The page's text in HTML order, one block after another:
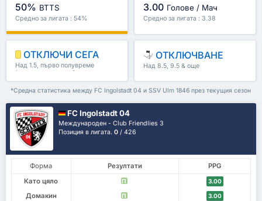
50% BTTS
Средно за лигата : 54%
3.00 Голове / Мач
Средно за лигата : 3.38
ОТКЛЮЧИ СЕГА
Над 1.5, първо полувреме
/второ полувреме & още
ОТКЛЮЧВАНЕ
Над 8.5, 9.5 & още
*Средна статистика между FC Ingolstadt 04 и SSV Ulm 1846 през текущия сезон
FC Ingolstadt 04
Международен - Club Friendlies 3
Позиция в лигата.0 / 426
Форма Резултати
PPG
Като цяло
П 3.00
Домакин П 3.00